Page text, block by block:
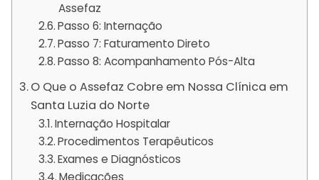
Assefaz
Passo 6: Internação
Passo 7: Faturamento Direto
Passo 8: Acompanhamento Pós-Alta
O Que o Assefaz Cobre em Nossa Clínica em
Santa Luzia do Norte
Internação Hospitalar
Procedimentos Terapêuticos
Exames e Diagnósticos
Medicações